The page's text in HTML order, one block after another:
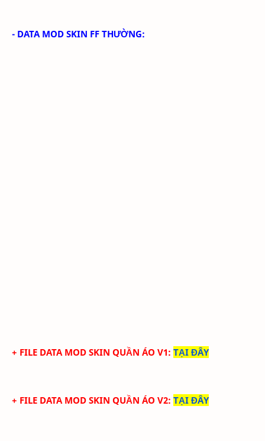
- DATA MOD SKIN FF THƯỜNG:
+ FILE DATA MOD SKIN QUẦN ÁO V1: TẠI ĐÂY
+ FILE DATA MOD SKIN QUẦN ÁO V2: TẠI ĐÂY